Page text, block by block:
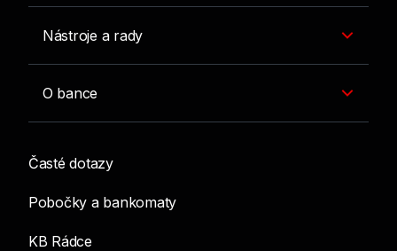
Nástroje a rady
O bance
Časté dotazy
Pobočky a bankomaty
KB Rádce